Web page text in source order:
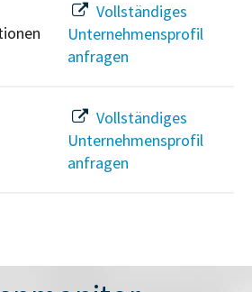
Vollständiges
Unternehmensprofil
anfragen
Vollständiges
Unternehmensprofil
anfragen